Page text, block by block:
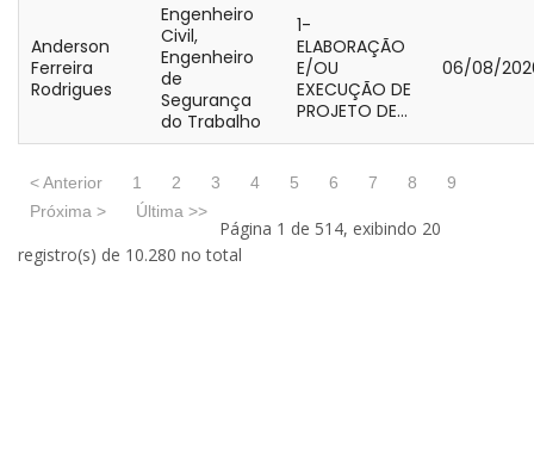
Anderson
Ferreira
Rodrigues
Engenheiro
Civil,
Engenheiro
de
Segurança
do Trabalho
1-
ELABORAÇÃO
E/OU
EXECUÇÃO DE
PROJETO DE...
06/08/
< Anterior 1 2 3 4 5 6 7 8
9
Próxima >
Última >>
Página 1 de 514, exibindo 20
registro(s) de 10.280 no total